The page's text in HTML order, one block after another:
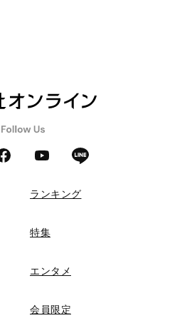
ランキング
特集
エンタメ
会員限定